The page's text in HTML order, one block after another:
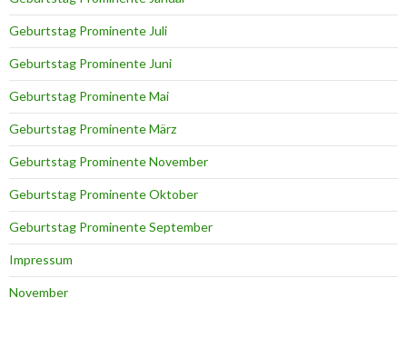
Geburtstag Prominente Juli
Geburtstag Prominente Juni
Geburtstag Prominente Mai
Geburtstag Prominente März
Geburtstag Prominente November
Geburtstag Prominente Oktober
Geburtstag Prominente September
Impressum
November